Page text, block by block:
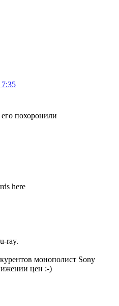
похоронили
here
ray.
монополист Sony
цен :-)